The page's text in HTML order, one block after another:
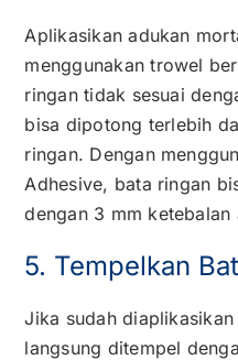
Aplikasikan adukan
menggunakan trowel
ringan tidak sesuai
bisa dipotong terlebih
ringan. Dengan
Adhesive, bata ringan
dengan 3 mm ketebalan
5. Tempelkan
Jika sudah
langsung ditempel